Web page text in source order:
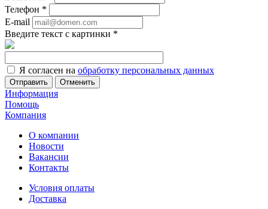
Телефон *
E-mail
Введите текст с картинки *
Я согласен на обработку персональных данных
Отменить
Информация
Помощь
Компания
О компании
Новости
Вакансии
Контакты
Условия оплаты
Доставка